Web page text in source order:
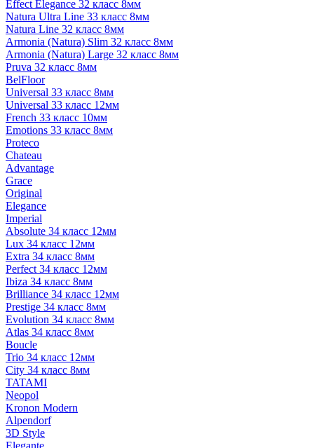
Effect Elegance 32 класс 8мм
Natura Ultra Line 33 класс 8мм
Natura Line 32 класс 8мм
Armonia (Natura) Slim 32 класс 8мм
Armonia (Natura) Large 32 класс 8мм
Pruva 32 класс 8мм
BelFloor
Universal 33 класс 8мм
Universal 33 класс 12мм
French 33 класс 10мм
Emotions 33 класс 8мм
Proteco
Chateau
Advantage
Grace
Original
Elegance
Imperial
Absolute 34 класс 12мм
Lux 34 класс 12мм
Extra 34 класс 8мм
Perfect 34 класс 12мм
Ibiza 34 класс 8мм
Brilliance 34 класс 12мм
Prestige 34 класс 8мм
Evolution 34 класс 8мм
Atlas 34 класс 8мм
Boucle
Trio 34 класс 12мм
City 34 класс 8мм
TATAMI
Neopol
Kronon Modern
Alpendorf
3D Style
Elegante